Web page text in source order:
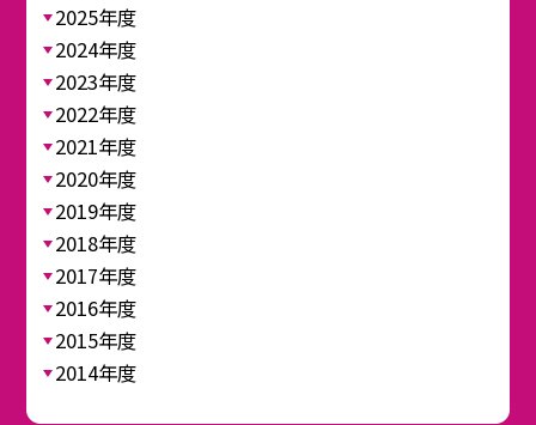
2025年度
2024年度
2023年度
2022年度
2021年度
2020年度
2019年度
2018年度
2017年度
2016年度
2015年度
2014年度